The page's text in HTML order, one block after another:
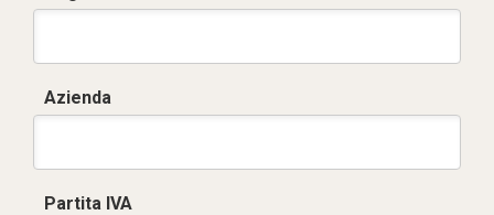
Azienda
Partita IVA